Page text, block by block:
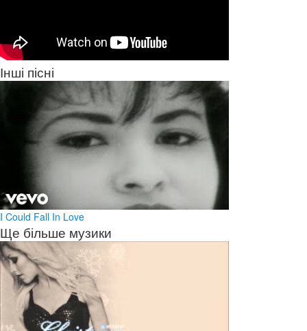
Інші пісні
I Could Fall In Love
Ще більше музики